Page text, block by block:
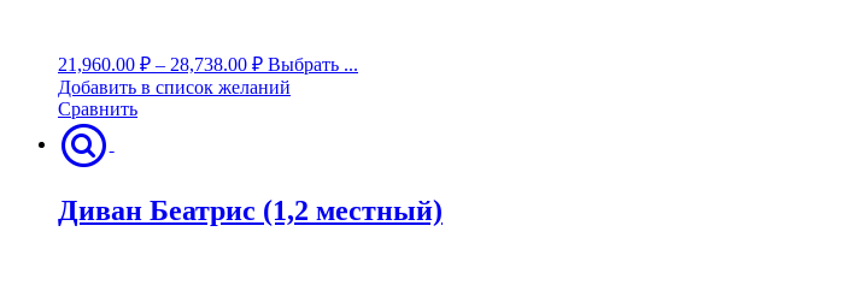
21,960.00 ₽ – 28,738.00 ₽ Выбрать ...
Добавить в список желаний
Сравнить
Диван Беатрис (1,2 местный)